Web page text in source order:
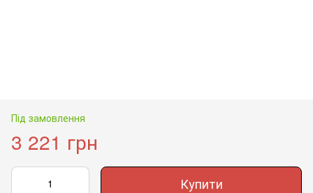
Під замовлення
3 221 грн
Купити